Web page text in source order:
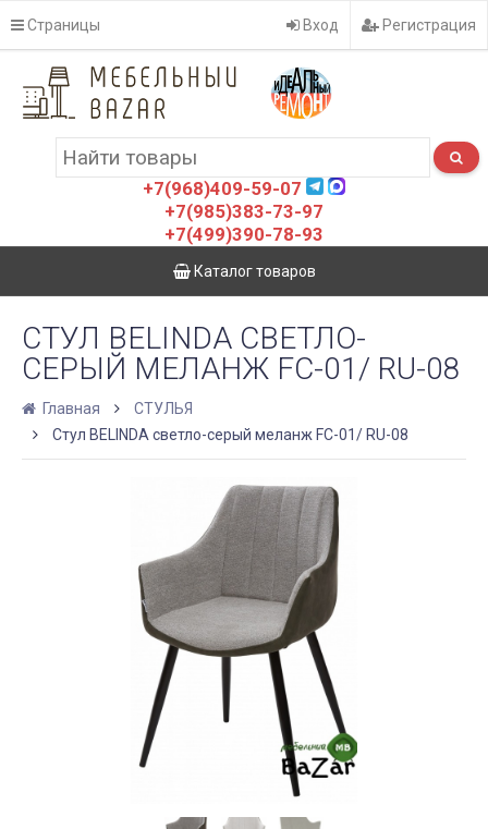
Страницы Вход Регистрация
+7(968)409-59-07
+7(985)383-73-97
+7(499)390-78-93
Каталог товаров
СТУЛ BELINDA СВЕТЛО-
СЕРЫЙ МЕЛАНЖ FC-01/ RU-08
Главная
СТУЛЬЯ
Стул BELINDA светло-серый меланж FC-01/ RU-08